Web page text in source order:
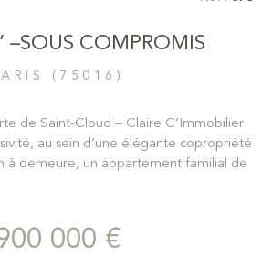
–SOUS COMPROMIS
(75016)
de Saint-Cloud – Claire C’Immobilier
au sein d’une élégante copropriété
à demeure, un appartement familial de
Ce bien se compose d’une entrée
lumineux avec balcon filant de 8m2
000 €